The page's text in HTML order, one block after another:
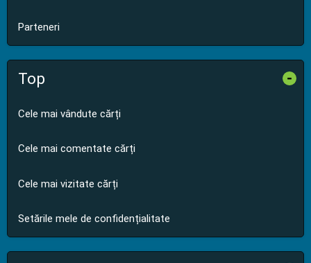
Parteneri
Top -
Cele mai vândute cărți
Cele mai comentate cărți
Cele mai vizitate cărți
Setările mele de confidențialitate